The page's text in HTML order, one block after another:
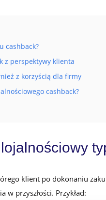
cashback?
z perspektywy klienta
z korzyścią dla firmy
cashback?
klient po dokonaniu
przyszłości. Przykład: